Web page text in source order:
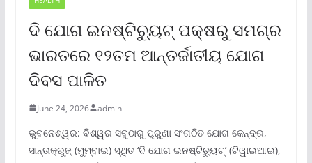
ଦି ଯୋଗ ଇନଷ୍ଟିଚ୍ୟୁଟ୍ ପକ୍ଷରୁ ସମଗ୍ର
ଭାରତରେ ୧୨ତମ ଆନ୍ତର୍ଜାତୀୟ ଯୋଗ
ଦିବସ ପାଳିତ
June 24, 2026 admin
ଭୁବନେଶ୍ୱର: ବିଶ୍ୱର ସବୁଠାରୁ ପୁରୁଣା ସଂଗଠିତ ଯୋଗ କେନ୍ଦ୍ର,
ସାନ୍ତାକ୍ରୁଜ୍ (ମୁମ୍ବାଇ) ସ୍ଥିତ ‘ଦି ଯୋଗ ଇନଷ୍ଟିଚ୍ୟୁଟ୍‌’ (ଟିୱାଇଆଇ),